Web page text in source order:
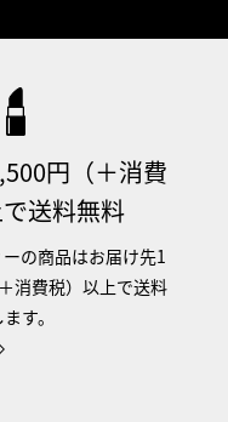
円（＋消費
送料無料
の商品はお届け先1
消費税）以上で送料
す。